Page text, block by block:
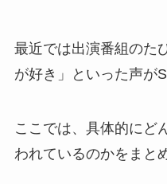
最近では出演番組のた
が好き」といった声が
ここでは、具体的にど
われているのかをまと